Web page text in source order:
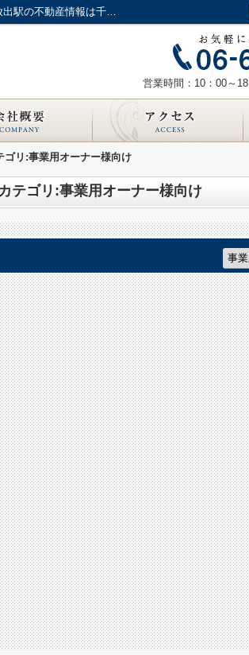
スタッフブログ記事一覧ページ | カテゴリ:事業用オーナー様向け｜鶴見区・放出駅の不動産情報は千羽ハウジング
営業時間：10：00～
リ:事業用オーナー様向け
テゴリ:事業用オーナー様向け